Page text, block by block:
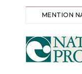
MENTION